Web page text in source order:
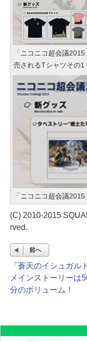
「ニコニコ超会議2015
売されるTシャツその1
「ニコニコ超会議
(C) 2010-2015
rved.
前へ
「蒼天のイシュガル
メインストーリーは
分のボリューム！